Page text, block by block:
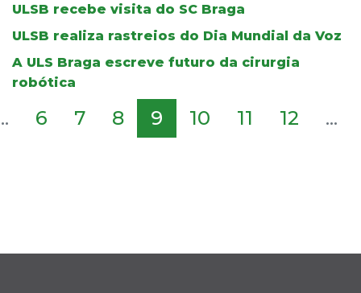
ULSB recebe visita do SC Braga
ULSB realiza rastreios do Dia Mundial da Voz
A ULS Braga escreve futuro da cirurgia
robótica
6 7 8 9 10 11 12 ...